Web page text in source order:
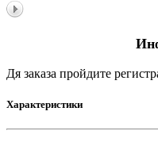
Дя заказа пройдите
Характеристики